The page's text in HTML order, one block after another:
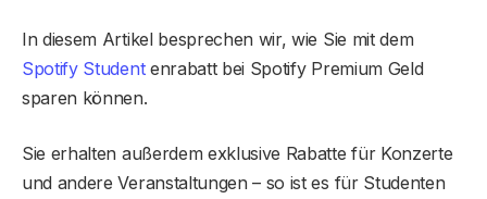
In diesem Artikel besprechen wir, wie Sie mit dem
Spotify Studentenrabatt bei Spotify Premium Geld
sparen können.
Sie erhalten außerdem exklusive Rabatte für Konzerte
und andere Veranstaltungen – so ist es für Studenten